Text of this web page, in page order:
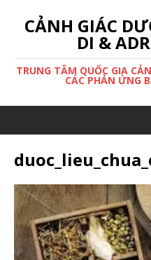
CẢNH GIÁC
DI &
TRUNG TÂM QUỐC GIA
CÁC PHẢN ỨNG